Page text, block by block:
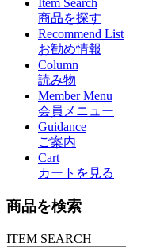
商品を探す
Recommend List
お勧め情報
Column
読み物
Member Menu
会員メニュー
Guidance
ご案内
Cart
カートを見る
商品を検索
ITEM SEARCH